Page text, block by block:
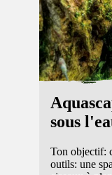
sous
Ton objectif:
outils: une